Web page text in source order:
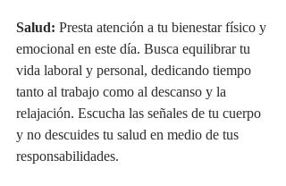
Salud: Presta atención a tu bienestar físico y
emocional en este día. Busca equilibrar tu
vida laboral y personal, dedicando tiempo
tanto al trabajo como al descanso y la
relajación. Escucha las señales de tu cuerpo
y no descuides tu salud en medio de tus
responsabilidades.